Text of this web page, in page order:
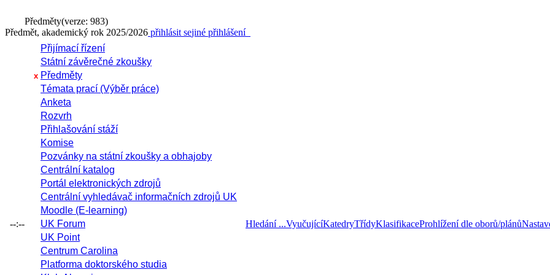
Předměty(verze: 983)
Předmět, akademický rok 2025/2026 přihlásit sejiné přihlášení
--:--
Přijímací řízení
Státní závěrečné zkoušky
x Předměty
Témata prací (Výběr práce)
Anketa
Rozvrh
Přihlašování stáží
Komise
Pozvánky na státní zkoušky a obhajoby
Centrální katalog
Portál elektronických zdrojů
Centrální vyhledávač informačních zdrojů UK
Moodle (E-learning)
UK Forum
UK Point
Centrum Carolina
Platforma doktorského studia
Hledání ...VyučujícíKatedryTřídyKlasifikaceProhlížení dle oborů/plánů